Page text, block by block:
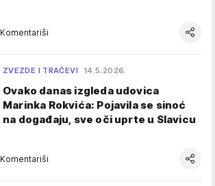
Komentariši
ZVEZDE I TRAČEVI 14.5.2026.
Ovako danas izgleda udovica
Marinka Rokvića: Pojavila se sinoć
na događaju, sve oči uprte u Slavicu
Komentariši